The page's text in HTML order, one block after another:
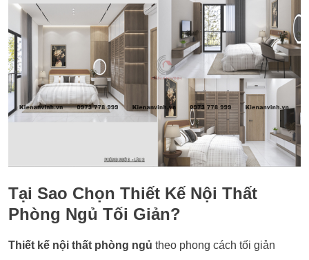
Tại Sao Chọn Thiết Kế Nội Thất
Phòng Ngủ Tối Giản?
Thiết kế nội thất phòng ngủ theo phong cách tối giản